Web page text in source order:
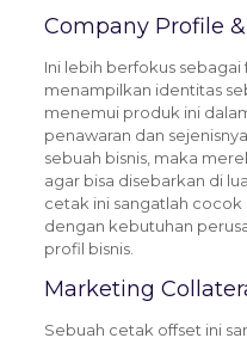
Company Profile
Ini lebih berfokus
menampilkan identitas
menemui produk ini
penawaran dan
sebuah bisnis, maka
agar bisa disebarkan di
cetak ini sangatlah
dengan kebutuhan
profil bisnis.
Marketing
Sebuah cetak offset ini